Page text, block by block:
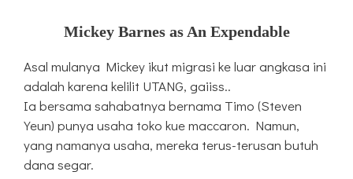
Mickey Barnes as An Expendable
Asal mulanya Mickey ikut migrasi ke luar angkasa ini
adalah karena kelilit UTANG, gaiiss..
Ia bersama sahabatnya bernama Timo (Steven
Yeun) punya usaha toko kue maccaron. Namun,
yang namanya usaha, mereka terus-terusan butuh
dana segar.